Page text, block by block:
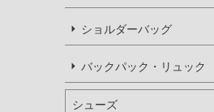
ショルダーバッグ
バックパック・リュック
シューズ